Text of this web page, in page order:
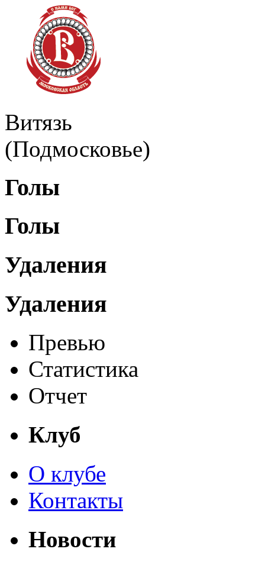
Витязь
(Подмосковье)
Голы
Голы
Удаления
Удаления
Превью
Статистика
Отчет
Клуб
О клубе
Контакты
Новости